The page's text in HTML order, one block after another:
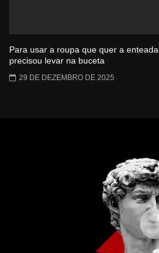
Para usar a roupa que quer a enteada
precisou levar na buceta
29 DE DEZEMBRO DE 2025